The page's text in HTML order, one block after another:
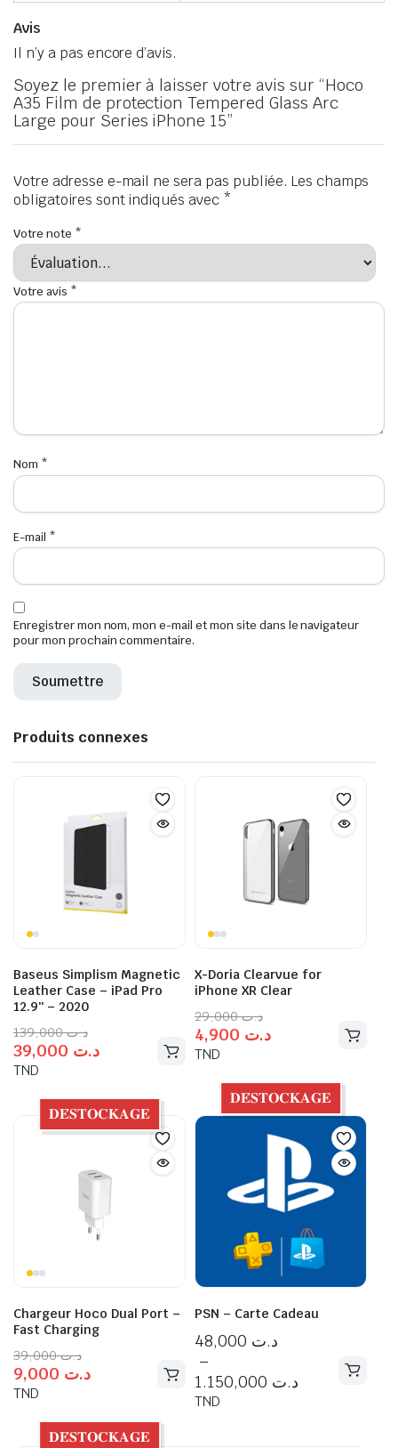
Avis
Il n’y a pas encore d’avis.
Soyez le premier à laisser votre avis sur “Hoco
A35 Film de protection Tempered Glass Arc
Large pour Series iPhone 15”
Votre adresse e-mail ne sera pas publiée. Les champs
obligatoires sont indiqués avec *
Votre note *
Votre avis *
Nom *
E-mail *
Enregistrer mon nom, mon e-mail et mon site dans le navigateur
pour mon prochain commentaire.
Produits connexes
Baseus Simplism Magnetic
Leather Case – iPad Pro
12.9″ – 2020
د.ت139,000
د.ت
TND
𝐃𝐄́𝐒𝐓𝐎𝐂𝐊𝐀𝐆𝐄
X-Doria Clearvue for
iPhone XR Clear
د.ت29,000
د.ت
TND
𝐃𝐄́𝐒𝐓𝐎𝐂𝐊𝐀𝐆𝐄
Chargeur Hoco Dual Port –
Fast Charging
د.ت39,000
د.ت
TND
𝐃𝐄́𝐒𝐓𝐎𝐂𝐊𝐀𝐆𝐄
PSN – Carte Cadeau
د.ت
–
د.ت
TND